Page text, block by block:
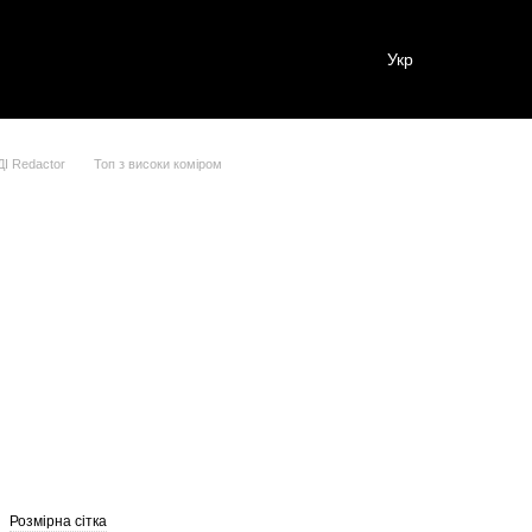
Укр
Redactor Топ з високи коміром
Розмірна сітка